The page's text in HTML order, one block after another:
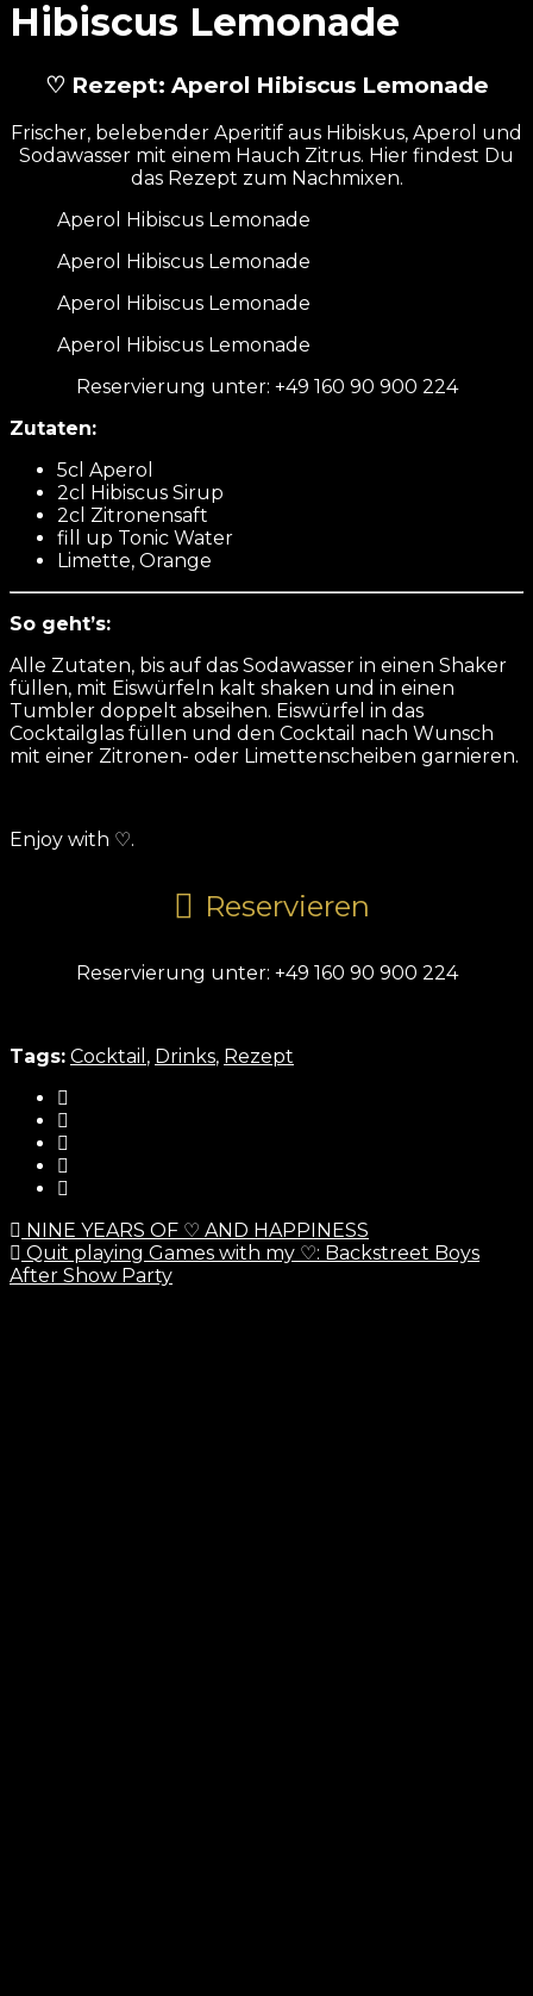
Hibiscus Lemonade
♡ Rezept: Aperol Hibiscus Lemonade
Frischer, belebender Aperitif aus Hibiskus, Aperol und
Sodawasser mit einem Hauch Zitrus. Hier findest Du
das Rezept zum Nachmixen.
Aperol Hibiscus Lemonade
Aperol Hibiscus Lemonade
Aperol Hibiscus Lemonade
Aperol Hibiscus Lemonade
Reservierung unter: +49 160 90 900 224
Zutaten:
5cl Aperol
2cl Hibiscus Sirup
2cl Zitronensaft
fill up Tonic Water
Limette, Orange
So geht’s:
Alle Zutaten, bis auf das Sodawasser in einen Shaker
füllen, mit Eiswürfeln kalt shaken und in einen
Tumbler doppelt abseihen. Eiswürfel in das
Cocktailglas füllen und den Cocktail nach Wunsch
mit einer Zitronen- oder Limettenscheiben garnieren.
Enjoy with ♡.
Reservieren
Reservierung unter: +49 160 90 900 224
Tags: Cocktail , Drinks, Rezept
NINE YEARS OF ♡ AND HAPPINESS
Quit playing Games with my ♡: Backstreet Boys
After Show Party